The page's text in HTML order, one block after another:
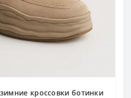
кроссовки ботинки